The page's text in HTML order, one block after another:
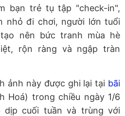
bạn trẻ tụ tập "check-in",
nhỏ đi chơi, người lớn tuổi
nên bức tranh mùa hè
rộn ràng và ngập tràn
ảnh này được ghi lại tại bãi
Hoá) trong chiều ngày 1/6
dịp cuối tuần và trùng với